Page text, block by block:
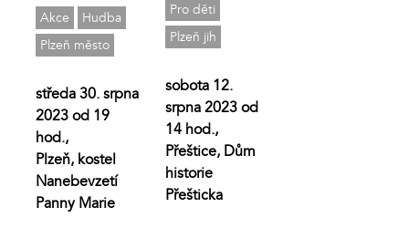
Akce
Hudba
Plzeň město
středa 30. srpna
2023 od 19
hod.,
Plzeň, kostel
Nanebevzetí
Panny Marie
Pro děti
Plzeň jih
sobota 12.
srpna 2023 od
14 hod.,
Přeštice, Dům
historie
Přešticka